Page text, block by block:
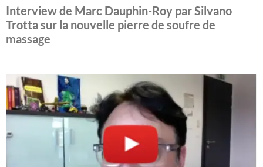
Interview de Marc Dauphin-Roy par Silvano
Trotta sur la nouvelle pierre de soufre de
massage